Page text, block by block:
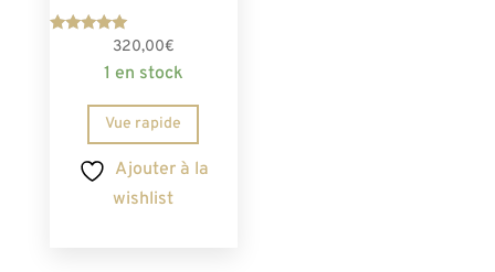
sur 5
320,00€
1 en stock
Vue rapide
Ajouter à la
wishlist